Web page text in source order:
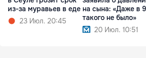
из-за муравьев в еде
23 Июл. 20:45
на сына: «Даже в
такого не было»
20 Июл. 10:51